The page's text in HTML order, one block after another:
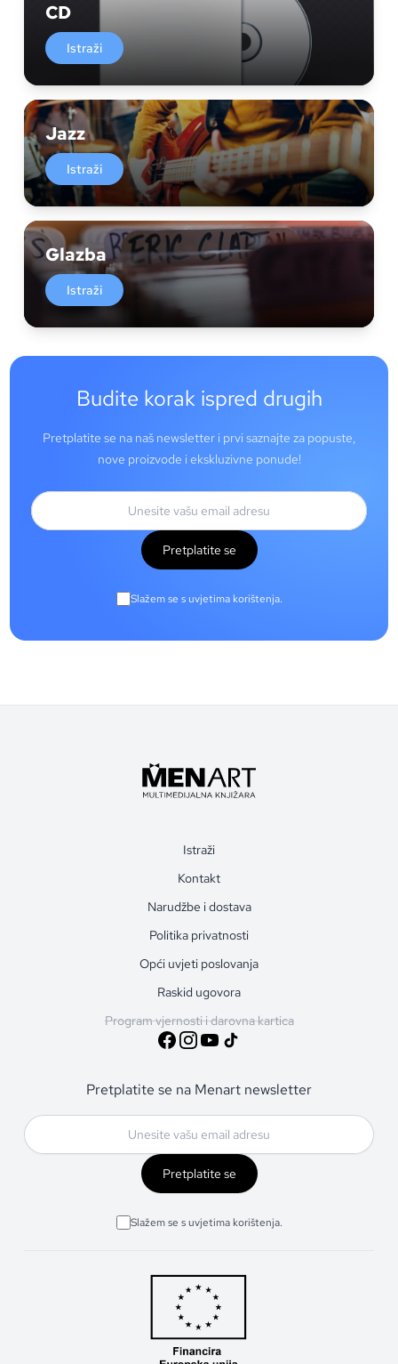
CD
Istraži
Jazz
Istraži
Glazba
Istraži
Budite korak ispred drugih
Pretplatite se na naš newsletter i prvi saznajte za popuste,
nove proizvode i ekskluzivne ponude!
Pretplatite se
Slažem se s uvjetima korištenja.
Istraži
Kontakt
Narudžbe i dostava
Politika privatnosti
Opći uvjeti poslovanja
Raskid ugovora
Program vjernosti i darovna kartica
Pretplatite se na Menart newsletter
Pretplatite se
Slažem se s uvjetima korištenja.